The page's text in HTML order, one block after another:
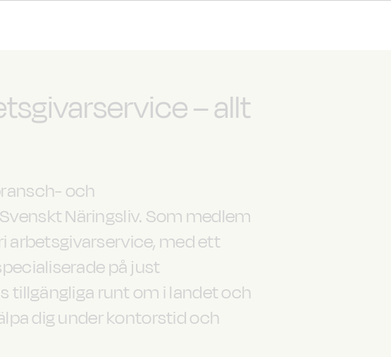
– allt
och
Näringsliv. Som medlem
arbetsgivarservice, med ett
på just
tillgängliga runt om i landet och
dig under kontorstid och